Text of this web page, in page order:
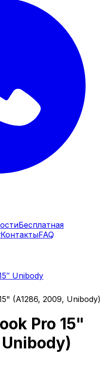
Бесплатная
КонтактыFAQ
Unibody
(A1286, 2009, Unibody)
Pro 15"